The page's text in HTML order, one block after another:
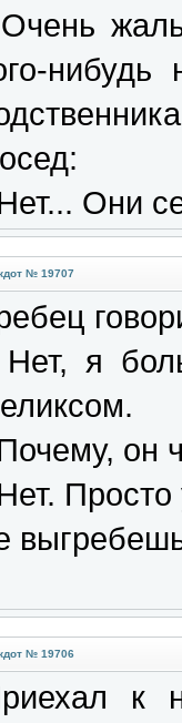
Они
№ 19707
я
он
Просто
№ 19706
к